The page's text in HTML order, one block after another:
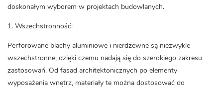
doskonałym wyborem w projektach budowlanych.
1. Wszechstronność:
Perforowane blachy aluminiowe i nierdzewne są niezwykle
wszechstronne, dzięki czemu nadają się do szerokiego zakresu
zastosowań. Od fasad architektonicznych po elementy
wyposażenia wnętrz, materiały te można dostosować do